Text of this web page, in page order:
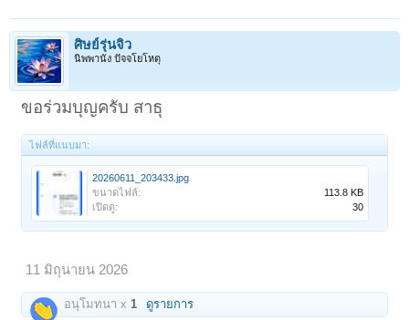
ศิษย์รุ่นจิ๋ว
นิพพานัง ปัจจโยโหตุ
ขอร่วมบุญครับ สาธุ
ไฟล์ที่แนบมา:
20260611_203433.jpg
ขนาดไฟล์:
113.8 KB
เปิดดู:
30
11 มิถุนายน 2026
อนุโมทนา x1 ดูรายการ